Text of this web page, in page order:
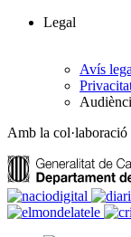
Legal
Avís
Amb la col·laboració